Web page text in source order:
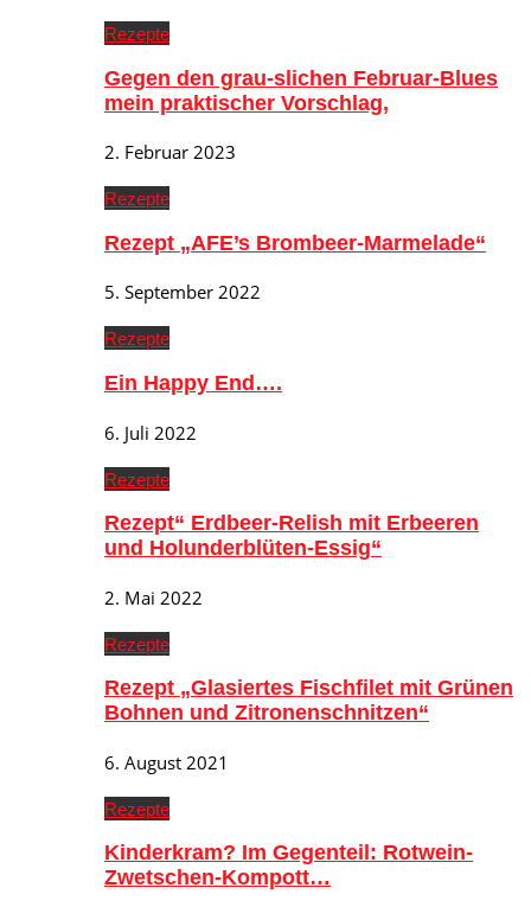
Rezepte
Gegen den grau-slichen Februar-Blues
mein praktischer Vorschlag,
2. Februar 2023
Rezepte
Rezept „AFE’s Brombeer-Marmelade“
5. September 2022
Rezepte
Ein Happy End….
6. Juli 2022
Rezepte
Rezept“ Erdbeer-Relish mit Erbeeren
und Holunderblüten-Essig“
2. Mai 2022
Rezepte
Rezept „Glasiertes Fischfilet mit Grünen
Bohnen und Zitronenschnitzen“
6. August 2021
Rezepte
Kinderkram? Im Gegenteil: Rotwein-
Zwetschen-Kompott…